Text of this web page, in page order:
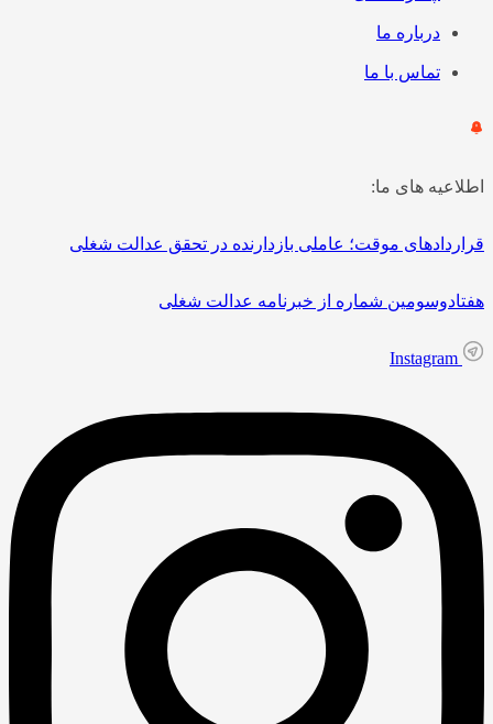
درباره ما
تماس با ما
اطلاعیه های ما:
قراردادهای موقت؛ عاملی بازدارنده در تحقق عدالت شغلی
هفتادوسومین شماره از خبرنامه عدالت شغلی
Instagram